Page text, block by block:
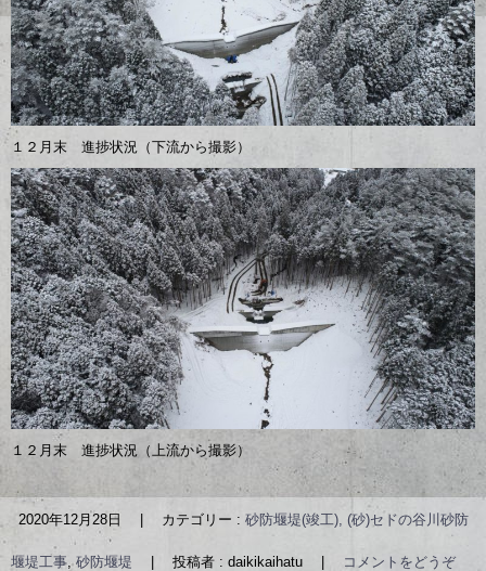
１２月末 進捗状況（下流から撮影）
１２月末 進捗状況（上流から撮影）
2020年12月28日 カテゴリー : 砂防堰堤(竣工), (砂)セドの谷川砂防
堰堤工事,砂防堰堤 投稿者 : daikikaihatu コメントをどうぞ